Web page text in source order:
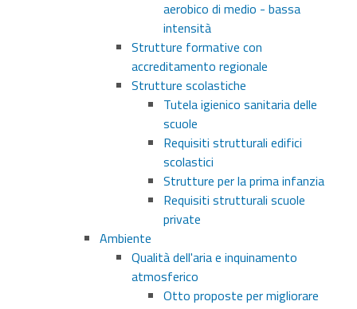
aerobico di medio - bassa
intensità
Strutture formative con
accreditamento regionale
Strutture scolastiche
Tutela igienico sanitaria delle
scuole
Requisiti strutturali edifici
scolastici
Strutture per la prima infanzia
Requisiti strutturali scuole
private
Ambiente
Qualità dell'aria e inquinamento
atmosferico
Otto proposte per migliorare